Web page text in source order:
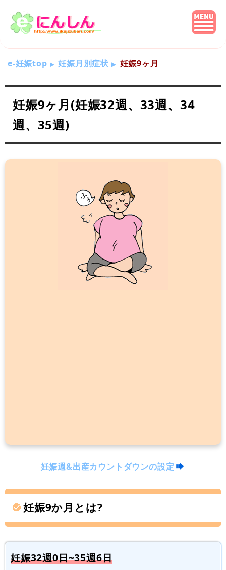
e-妊娠top 妊娠月別症状 妊娠9ヶ月
妊娠9ヶ月(妊娠32週、33週、34
週、35週)
妊娠週&出産カウントダウンの設定
妊娠9か月とは?
妊娠32週0日~35週6日